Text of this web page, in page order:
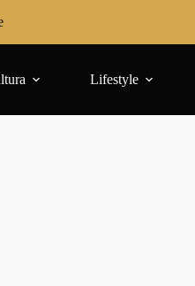
Lifestyle